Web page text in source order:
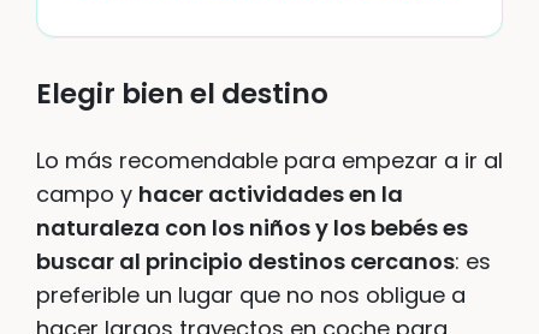
Elegir bien el destino
Lo más recomendable para empezar a ir al
campo y hacer actividades en la
naturaleza con los niños y los bebés es
buscar al principio destinos cercanos: es
preferible un lugar que no nos obligue a